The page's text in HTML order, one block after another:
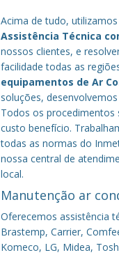
Acima de tudo,
Assistência Técnica
nossos clientes, e
facilidade todas as
equipamentos de Ar
soluções,
Todos os procedimentos
custo benefício.
todas as normas do
nossa central de
local.
Manutenção ar
Oferecemos assistência
Brastemp, Carrier,
Komeco, LG, Midea,